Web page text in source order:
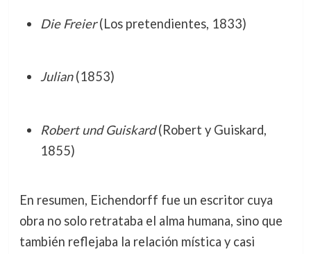
Die Freier(Los pretendientes, 1833)
Julian(1853)
Robert und Guiskard(Robert y Guiskard,
1855)
En resumen, Eichendorff fue un escritor cuya
obra no solo retrataba el alma humana, sino que
también reflejaba la relación mística y casi